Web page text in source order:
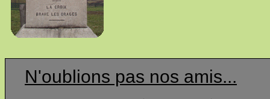
N'oublions pas nos amis...